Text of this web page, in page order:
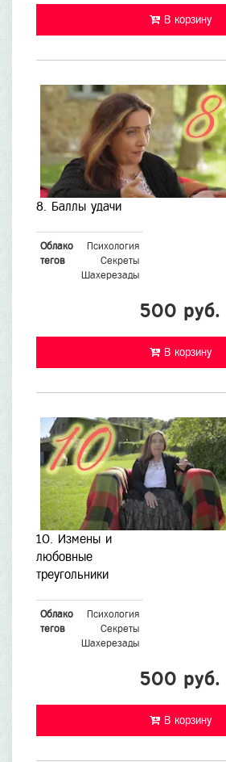
В корзину
8. Баллы удачи
Облако
тегов
Психология
Секреты
Шахерезады
500 руб.
В корзину
10. Измены и
любовные
треугольники
Облако
тегов
Психология
Секреты
Шахерезады
500 руб.
В корзину